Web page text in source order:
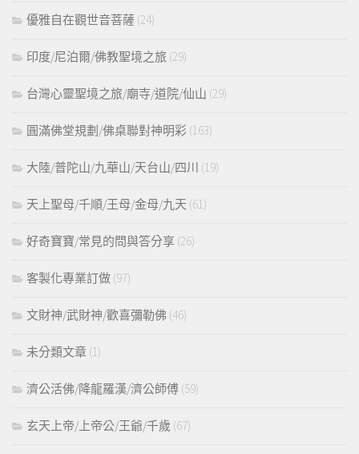
優雅自在觀世音菩薩 (24)
印度/尼泊爾/佛教聖境之旅 (29)
台灣心靈聖境之旅/廟寺/道院/仙山 (29)
圓滿佛堂規劃/佛桌聯對神明彩 (163)
大陸/普陀山/九華山/天台山/四川 (19)
天上聖母/千順/王母/金母/九天 (61)
好奇寶寶/常見的問與答分享 (26)
客製化專業訂做 (97)
文財神/武財神/歡喜彌勒佛 (46)
未分類文章 (1)
濟公活佛/降龍羅漢/濟公師傅 (59)
玄天上帝/上帝公/王爺/千歲 (67)